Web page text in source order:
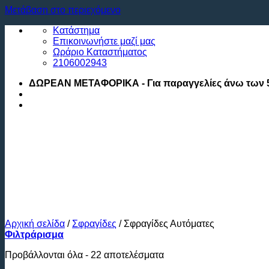
Μετάβαση στο περιεχόμενο
Κατάστημα
Επικοινωνήστε μαζί μας
Ωράριο Καταστήματος
2106002943
ΔΩΡΕΑΝ ΜΕΤΑΦΟΡΙΚΑ - Για παραγγελίες άνω των
Αρχική σελίδα / Σφραγίδες /Σφραγίδες Αυτόματες
Φιλτράρισμα
Προβάλλονται όλα - 22 αποτελέσματα